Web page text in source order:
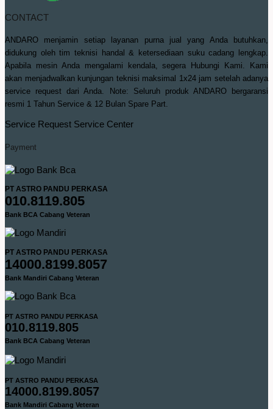
CONTACT
ANDARO menjamin setiap layanan purna jual yang Anda butuhkan,
didukung oleh tim teknisi handal & ketersediaan suku cadang lengkap.
Apabila mesin Anda mengalami kendala, segera Hubungi Kami. Kami
akan menjadwalkan kunjungan teknisi maksimal 1x24 jam setelah adanya
service request dari Anda. Note: Seluruh produk ANDARO bergaransi
resmi 1 Tahun Service & 12 Bulan Spare Part.
Service Request Service Center
Payment
PT ASTRO PANDU PERKASA
010.8119.805
Bank BCA Cabang Veteran
PT ASTRO PANDU PERKASA
14000.8199.8057
Bank Mandiri Cabang Veteran
PT ASTRO PANDU PERKASA
010.8119.805
Bank BCA Cabang Veteran
PT ASTRO PANDU PERKASA
14000.8199.8057
Bank Mandiri Cabang Veteran